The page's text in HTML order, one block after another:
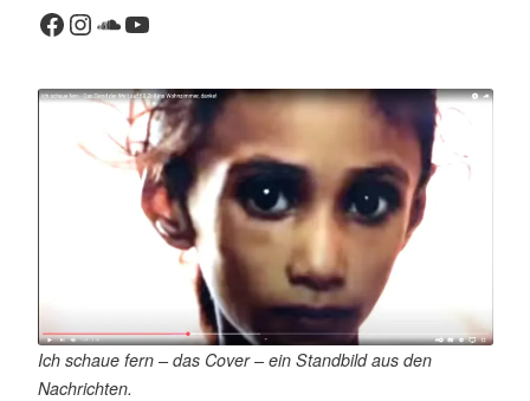
Facebook
Instagram
SoundCloud
YouTube
Ich schaue fern – das Cover – ein Standbild aus den
Nachrichten.
t
r
i
n
t
e
r
l